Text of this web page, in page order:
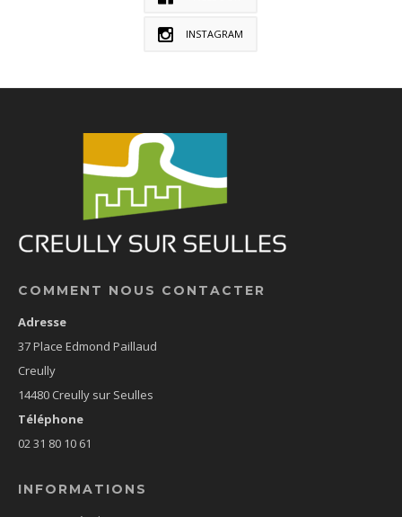
INSTAGRAM
COMMENT NOUS CONTACTER
Adresse
37 Place Edmond Paillaud
Creully
14480 Creully sur Seulles
Téléphone
02 31 80 10 61
INFORMATIONS